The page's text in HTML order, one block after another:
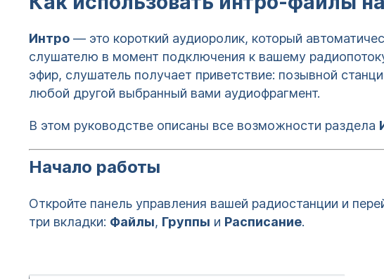
Интро — это короткий аудиоролик, который
слушателю в момент подключения к вашему
эфир, слушатель получает приветствие: позывной
любой другой выбранный вами аудиофрагмент.
В этом руководстве описаны все возможности раздела
Начало работы
Откройте панель управления вашей радиостанции и
три вкладки: Файлы, Группы и Расписание.